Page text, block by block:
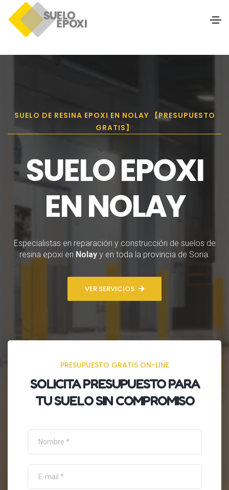
SUELO DE RESINA EPOXI EN NOLAY 【PRESUPUESTO
GRATIS】
SUELO EPOXI
EN NOLAY
Especialistas en reparación y construcción de suelos de
resina epoxi en Nolayy en toda la provincia de Soria.
VER SERVICIOS
PRESUPUESTO GRATIS ON-LINE
SOLICITAPRESUPUESTOPARA
TU SUELO SIN COMPROMISO